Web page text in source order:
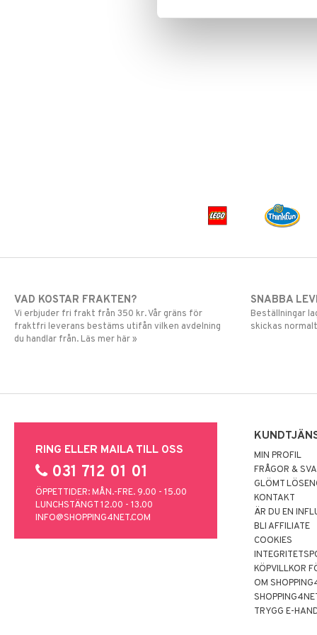
VAD KOSTAR FRAKTEN?
Vi erbjuder fri frakt från 350 kr. Vår gräns för
fraktfri leverans bestäms utifån vilken avdelning
du handlar från. Läs mer här »
SNABBA
Beställningar
skickas
RING ELLER MAILA TILL OSS
031 712 01 01
ÖPPETTIDER: MÅN.-FRE. 9.00 - 15.00
LUNCHSTÄNGT 12.00 - 13.00
INFO@SHOPPING4NET.COM
MIN PROFIL
FRÅGOR &
GLÖMT
KONTAKT
ÄR DU EN
BLI AFFILIATE
COOKIES
KÖPVILLKOR
OM
TRYGG E-